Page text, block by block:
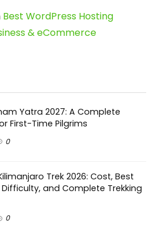
Best WordPress Hosting
& eCommerce
Yatra 2027: A Complete
First-Time Pilgrims
0
Trek 2026: Cost, Best
Difficulty, and Complete Trekking
0